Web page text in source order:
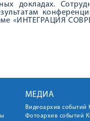
докладах.
«ИНТЕГРАЦИЯ
МЕДИА
Видеоархив событий
Фотоархив событий